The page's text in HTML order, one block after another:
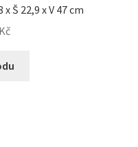
Š 22,9 x V 47 cm
Kč